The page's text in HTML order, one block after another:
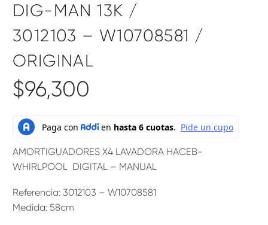
DIG-MAN 13K /
3012103 – W10708581 /
ORIGINAL
$96,300
AMORTIGUADORES X4 LAVADORA HACEB-
WHIRLPOOL DIGITAL – MANUAL
Referencia: 3012103 – W10708581
Medida: 58cm